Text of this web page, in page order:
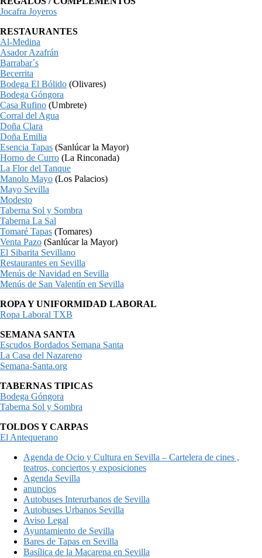
Jocafra Joyeros
RESTAURANTES
Al-Medina
Asador Azafrán
Barrabar´s
Becerrita
Bodega El Bólido (Olivares)
Bodega Góngora
Casa Rufino (Umbrete)
Corral del Agua
Doña Clara
Doña Emilia
Esencia Tapas (Sanlúcar la Mayor)
Horno de Curro (La Rinconada)
La Flor del Tanque
Manolo Mayo (Los Palacios)
Mayo Sevilla
Modesto
Taberna Sol y Sombra
Taberna La Sal
Tomaré Tapas (Tomares)
Venta Pazo (Sanlúcar la Mayor)
El Sibarita Sevillano
Restaurantes en Sevilla
Menús de Navidad en Sevilla
Menús de San Valentín en Sevilla
ROPA Y UNIFORMIDAD LABORAL
Ropa Laboral TXB
SEMANA SANTA
Escudos Bordados Semana Santa
La Casa del Nazareno
Semana-Santa.org
TABERNAS TIPICAS
Bodega Góngora
Taberna Sol y Sombra
TOLDOS Y CARPAS
El Antequerano
Agenda de Ocio y Cultura en Sevilla – Cartelera de cines ,
teatros, conciertos y exposiciones
Agenda Sevilla
anuncios
Autobuses Interurbanos de Sevilla
Autobuses Urbanos Sevilla
Aviso Legal
Ayuntamiento de Sevilla
Bares de Tapas en Sevilla
Basílica de la Macarena en Sevilla